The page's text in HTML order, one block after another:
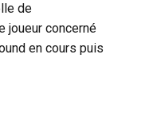
de
joueur concerné
en cours puis